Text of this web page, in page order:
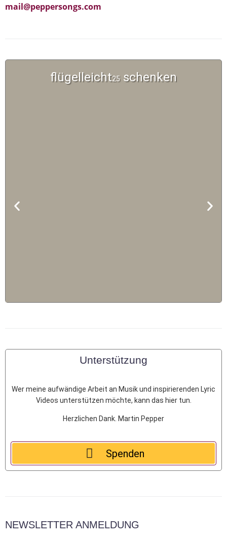
mail@peppersongs.com
flügelleicht25schenken
Unterstützung
Wer meine aufwändige Arbeit an Musik und inspirierenden Lyric
Videos unterstützen möchte, kann das hier tun.
Herzlichen Dank. Martin Pepper
Spenden
NEWSLETTER ANMELDUNG